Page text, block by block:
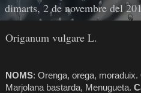
dimarts, 2 de novembre del
Origanum vulgare L.
NOMS: Orenga, orega, moraduix.
Marjolana bastarda, Menugueta.